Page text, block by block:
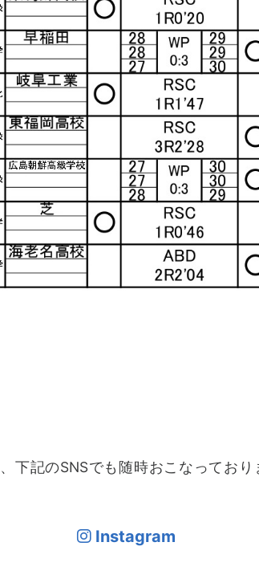
下記のSNSでも随時おこなってお
Instagram